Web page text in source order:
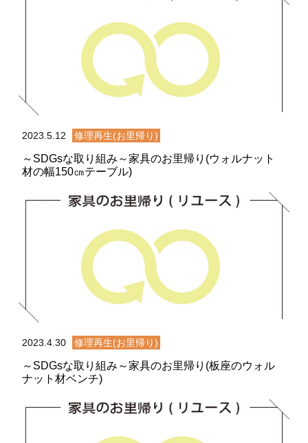
2023.5.12 修理再生(お里帰り)
～SDGsな取り組み～家具のお里帰り(ウォルナット
材の幅150㎝テーブル)
2023.4.30 修理再生(お里帰り)
～SDGsな取り組み～家具のお里帰り(板座のウォル
ナット材ベンチ)